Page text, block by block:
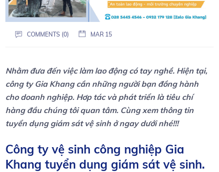
COMMENTS (0) MAR 15
Nhằm đưa đến việc làm lao động có tay nghề. Hiện tại,
công ty Gia Khang cần những người bạn đồng hành
cho doanh nghiệp. Hơp tác và phát triển là tiêu chí
hàng đầu chúng tôi quan tâm. Cùng xem thông tin
tuyển dụng giám sát vệ sinh ở ngay dưới nhé!!!
Công ty vệ sinh công nghiệp Gia
Khang tuyển dụng giám sát vệ sinh.